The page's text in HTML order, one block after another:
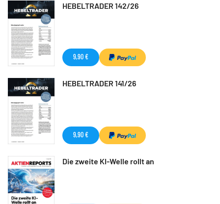
HEBELTRADER 142/26
9,90 €
HEBELTRADER 141/26
9,90 €
Die zweite KI-Welle rollt an